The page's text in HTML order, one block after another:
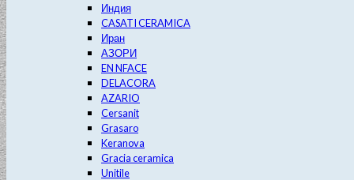
Индия
CASATI CERAMICA
Иран
АЗОРИ
EN NFACE
DELACORA
AZARIO
Cersanit
Grasaro
Keranova
Gracia ceramica
Unitile